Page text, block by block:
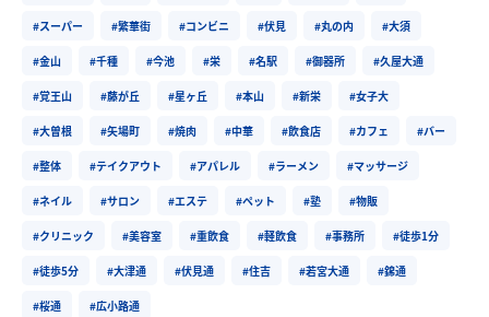
#スーパー #繁華街 #コンビニ #伏見 #丸の内 #大須
#金山 #千種 #今池 #栄 #名駅 #御器所 #久屋大通
#覚王山 #藤が丘 #星ヶ丘 #本山 #新栄 #女子大
#大曽根 #矢場町 #焼肉 #中華 #飲食店 #カフェ #バー
#整体 #テイクアウト #アパレル #ラーメン #マッサージ
#ネイル #サロン #エステ #ペット #塾 #物販
#クリニック #美容室 #重飲食 #軽飲食 #事務所 #徒歩1分
#徒歩5分 #大津通 #伏見通 #住吉 #若宮大通 #錦通
#桜通 #広小路通